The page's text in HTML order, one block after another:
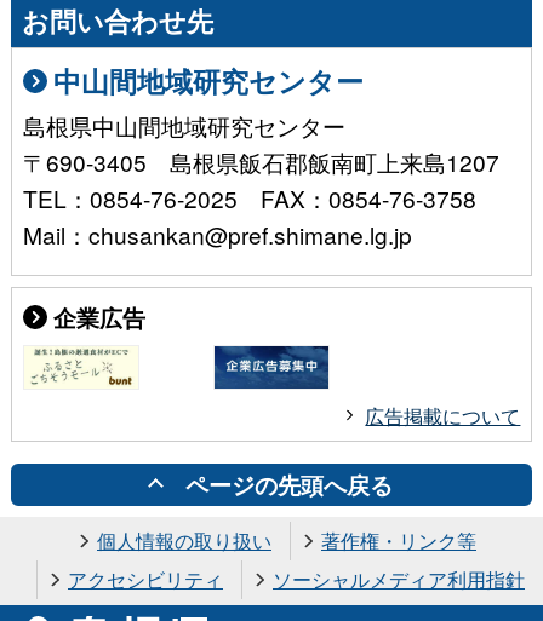
お問い合わせ先
中山間地域研究センター
島根県中山間地域研究センター
〒690-3405 島根県飯石郡飯南町上来島1207
TEL：0854-76-2025 FAX：0854-76-3758
Mail：chusankan@pref.shimane.lg.jp
企業広告
広告掲載について
ページの先頭へ戻る
個人情報の取り扱い
著作権・リンク等
アクセシビリティ
ソーシャルメディア利用指針